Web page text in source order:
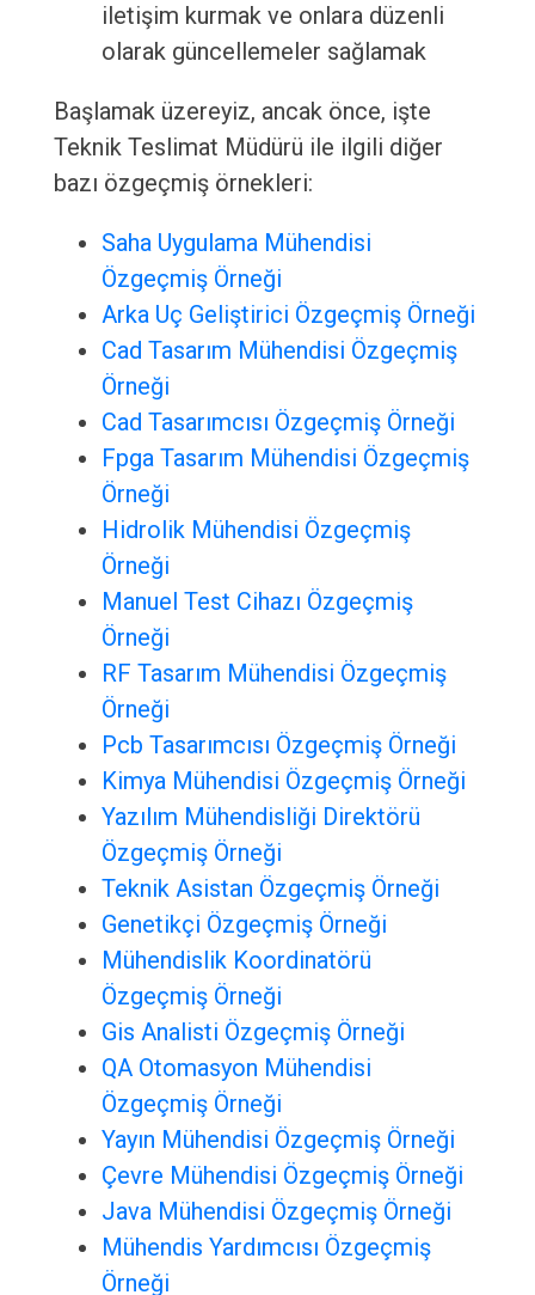
iletişim kurmak ve onlara düzenli
olarak güncellemeler sağlamak
Başlamak üzereyiz, ancak önce, işte
Teknik Teslimat Müdürü ile ilgili diğer
bazı özgeçmiş örnekleri:
Saha Uygulama Mühendisi
Özgeçmiş Örneği
Arka Uç Geliştirici Özgeçmiş Örneği
Cad Tasarım Mühendisi Özgeçmiş
Örneği
Cad Tasarımcısı Özgeçmiş Örneği
Fpga Tasarım Mühendisi Özgeçmiş
Örneği
Hidrolik Mühendisi Özgeçmiş
Örneği
Manuel Test Cihazı Özgeçmiş
Örneği
RF Tasarım Mühendisi Özgeçmiş
Örneği
Pcb Tasarımcısı Özgeçmiş Örneği
Kimya Mühendisi Özgeçmiş Örneği
Yazılım Mühendisliği Direktörü
Özgeçmiş Örneği
Teknik Asistan Özgeçmiş Örneği
Genetikçi Özgeçmiş Örneği
Mühendislik Koordinatörü
Özgeçmiş Örneği
Gis Analisti Özgeçmiş Örneği
QA Otomasyon Mühendisi
Özgeçmiş Örneği
Yayın Mühendisi Özgeçmiş Örneği
Çevre Mühendisi Özgeçmiş Örneği
Java Mühendisi Özgeçmiş Örneği
Mühendis Yardımcısı Özgeçmiş
Örneği